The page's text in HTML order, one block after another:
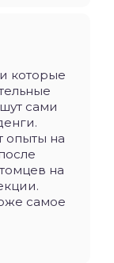
которые
сами
опыты на
на
самое